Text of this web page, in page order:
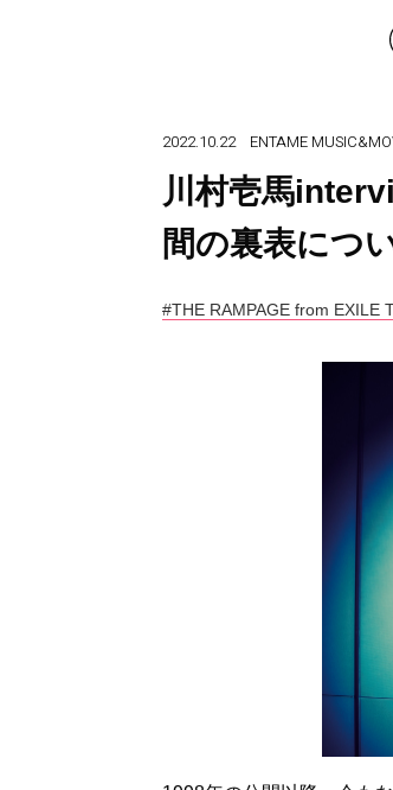
2022.10.22 ENTAME
川村壱馬
間の裏表につ
#THE RAMPAGE from EXILE